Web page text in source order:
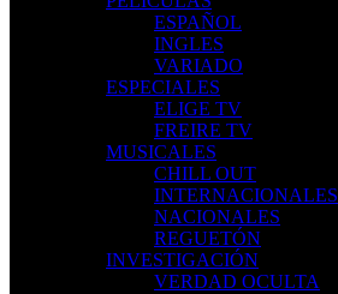
ESPAÑOL
INGLES
VARIADO
ESPECIALES
ELIGE TV
FREIRE TV
MUSICALES
CHILL OUT
INTERNACIONALES
NACIONALES
REGUETÓN
INVESTIGACIÓN
VERDAD OCULTA